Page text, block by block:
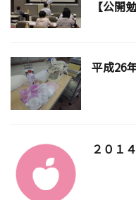
【公開
平成26
２０１